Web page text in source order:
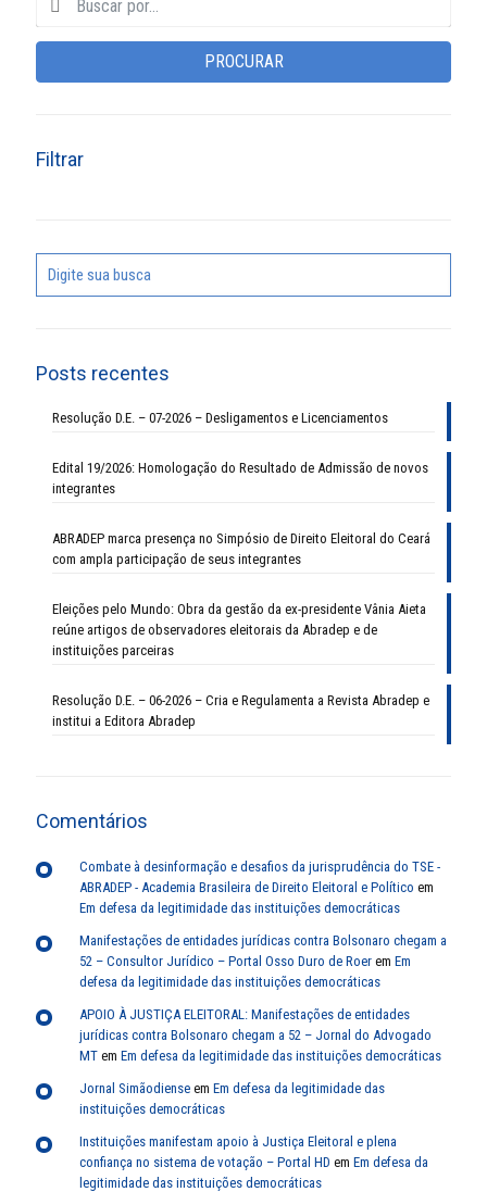
PROCURAR
Filtrar
Posts recentes
Resolução D.E. – 07-2026 – Desligamentos e Licenciamentos
Edital 19/2026: Homologação do Resultado de Admissão de novos
integrantes
ABRADEP marca presença no Simpósio de Direito Eleitoral do Ceará
com ampla participação de seus integrantes
Eleições pelo Mundo: Obra da gestão da ex-presidente Vânia Aieta
reúne artigos de observadores eleitorais da Abradep e de
instituições parceiras
Resolução D.E. – 06-2026 – Cria e Regulamenta a Revista Abradep e
institui a Editora Abradep
Comentários
Combate à desinformação e desafios da jurisprudência do TSE -
ABRADEP - Academia Brasileira de Direito Eleitoral e Político em
Em defesa da legitimidade das instituições democráticas
Manifestações de entidades jurídicas contra Bolsonaro chegam a
52 – Consultor Jurídico – Portal Osso Duro de Roer em Em
defesa da legitimidade das instituições democráticas
APOIO À JUSTIÇA ELEITORAL: Manifestações de entidades
jurídicas contra Bolsonaro chegam a 52 – Jornal do Advogado
MT em Em defesa da legitimidade das instituições democráticas
Jornal Simãodiense em Em defesa da legitimidade das
instituições democráticas
Instituições manifestam apoio à Justiça Eleitoral e plena
confiança no sistema de votação – Portal HD em Em defesa da
legitimidade das instituições democráticas